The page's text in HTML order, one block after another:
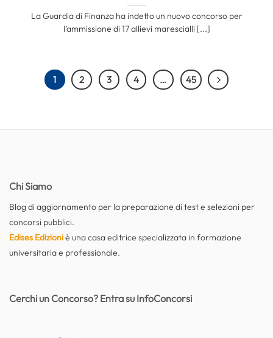
La Guardia di Finanza ha indetto un nuovo concorso per
l’ammissione di 17 allievi marescialli [...]
1 2 3 4 … 45
Chi Siamo
Blog di aggiornamento per la preparazione di test e selezioni per
concorsi pubblici.
Edises Edizioniè una casa editrice specializzata in formazione
universitaria e professionale.
Cerchi un Concorso? Entra su InfoConcorsi